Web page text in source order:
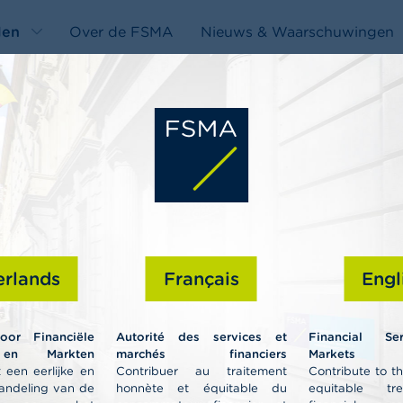
Financiële
Markten
een eerlijke en
van de
Français
Autorité des services et
marchés financiers
Contribuer au traitement
honnète et équitable du
Financial
Markets
Contribute to
equitable
Over de FSMA Nieuws & Waarschuwingen